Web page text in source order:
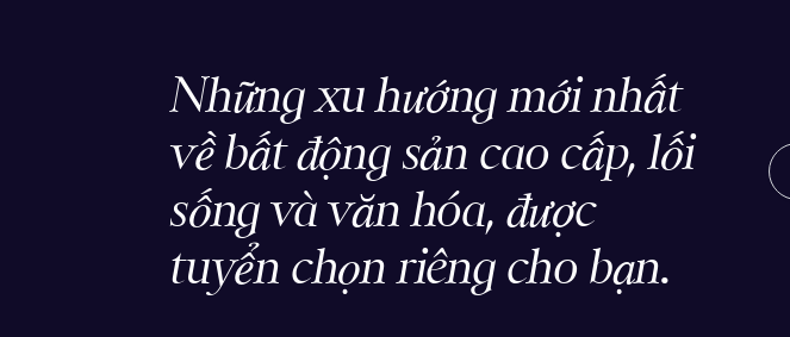
Những xu hướng mới nhất
về bất động sản cao cấp, lối
sống và văn hóa, được
tuyển chọn riêng cho bạn.